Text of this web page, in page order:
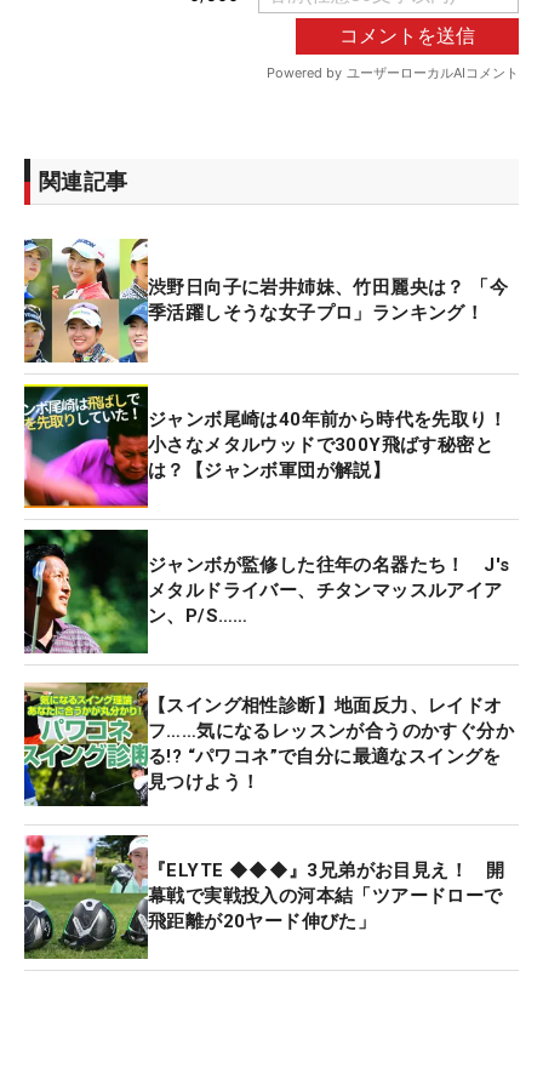
関連記事
渋野日向子に岩井姉妹、竹田麗央は？ 「今
季活躍しそうな女子プロ」ランキング！
ジャンボ尾崎は40年前から時代を先取り！
小さなメタルウッドで300Y飛ばす秘密と
は？【ジャンボ軍団が解説】
ジャンボが監修した往年の名器たち！ J's
メタルドライバー、チタンマッスルアイア
ン、P/S……
【スイング相性診断】地面反力、レイドオ
フ……気になるレッスンが合うのかすぐ分か
る!? “パワコネ”で自分に最適なスイングを
見つけよう！
『ELYTE ◆◆◆』3兄弟がお目見え！ 開
幕戦で実戦投入の河本結「ツアードローで
飛距離が20ヤード伸びた」